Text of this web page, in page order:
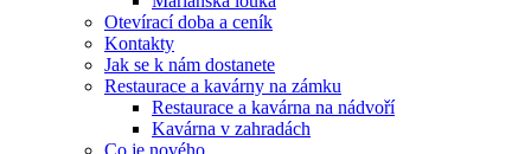
Otevírací doba a ceník
Kontakty
Jak se k nám dostanete
Restaurace a kavárny na zámku
Restaurace a kavárna na nádvoří
Kavárna v zahradách
Co je nového